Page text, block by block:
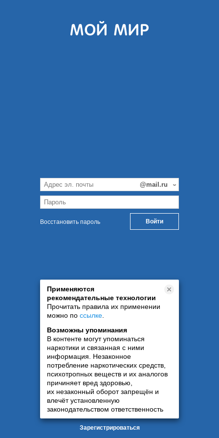
Восстановить пароль
Применяются
рекомендательные технологии
Прочитать правила их применении
можно по ссылке
Возможны упоминания
В контенте могут упоминаться
наркотики и связанная с ними
информация. Незаконное
потребление наркотических средств,
психотропных веществ и их аналогов
причиняет вред здоровью,
их незаконный оборот запрещён и
влечёт установленную
законодательством ответственность
Зарегистрироваться